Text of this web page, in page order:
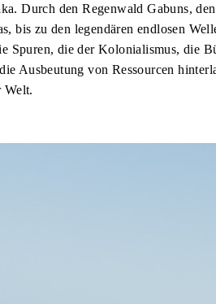
Durch den Regenwald Gabuns,
bis zu den legendären endlosen
Spuren, die der Kolonialismus, die
Ausbeutung von Ressourcen
Welt.